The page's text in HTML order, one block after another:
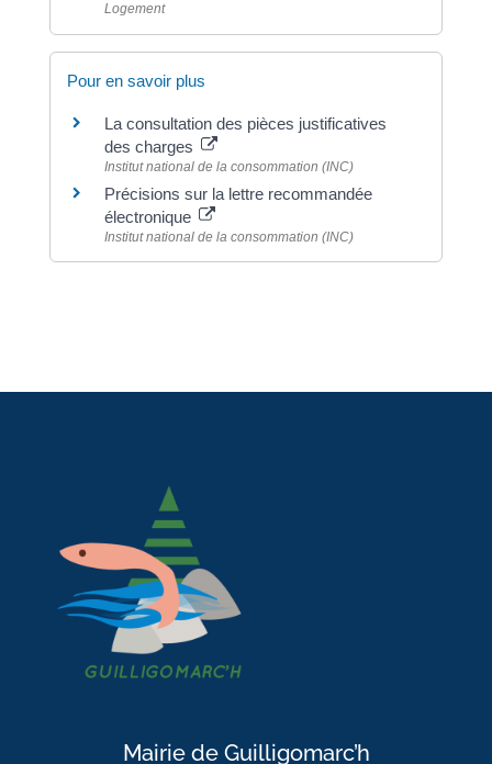
Logement
Pour en savoir plus
La consultation des pièces justificatives
des charges
Institut national de la consommation (INC)
Précisions sur la lettre recommandée
électronique
Institut national de la consommation (INC)
Mairie de Guilligomarc’h